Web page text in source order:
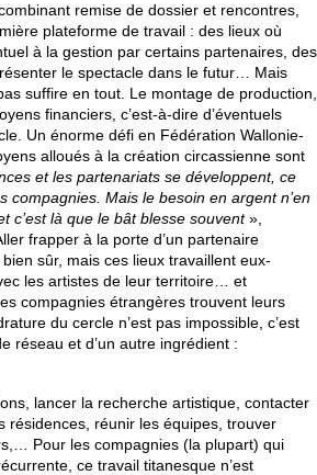
remise de dossier et rencontres,
plateforme de travail : des lieux où
à la gestion par certains partenaires, des
le spectacle dans le futur… Mais
suffire en tout. Le montage de production,
financiers, c’est-à-dire d’éventuels
Un énorme défi en Fédération Wallonie-
alloués à la création circassienne sont
et les partenariats se développent, ce
compagnies. Mais le besoin en argent n’en
c’est là que le bât blesse souvent»,
frapper à la porte d’un partenaire
sûr, mais ces lieux travaillent eux-
les artistes de leur territoire… et
compagnies étrangères trouvent leurs
du cercle n’est pas impossible, c’est
réseau et d’un autre ingrédient :
lancer la recherche artistique, contacter
résidences, réunir les équipes, trouver
Pour les compagnies (la plupart) qui
ce travail titanesque n’est